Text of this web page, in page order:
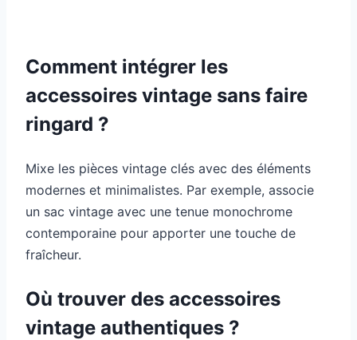
Comment intégrer les
accessoires vintage sans faire
ringard ?
Mixe les pièces vintage clés avec des éléments
modernes et minimalistes. Par exemple, associe
un sac vintage avec une tenue monochrome
contemporaine pour apporter une touche de
fraîcheur.
Où trouver des accessoires
vintage authentiques ?